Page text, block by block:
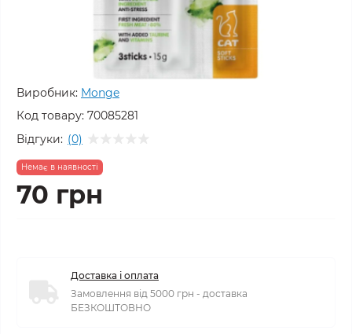
Виробник: Monge
Код товару: 70085281
Відгуки: (0)
Немає в наявності
70 грн
Доставка і оплата
Замовлення від 5000 грн - доставка
БЕЗКОШТОВНО